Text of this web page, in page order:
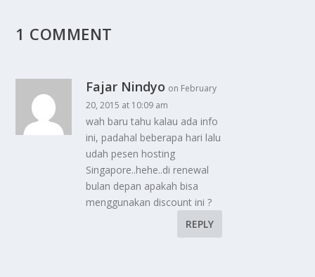
1 COMMENT
Fajar Nindyo on February
20, 2015 at 10:09 am
wah baru tahu kalau ada info
ini, padahal beberapa hari lalu
udah pesen hosting
Singapore..hehe..di renewal
bulan depan apakah bisa
menggunakan discount ini ?
REPLY